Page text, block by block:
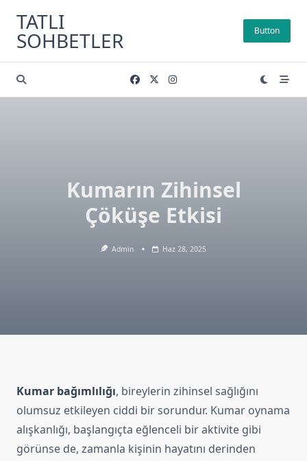
content
TATLI
SOHBETLER Button
Kumarın Zihinsel
Çöküşe Etkisi
Admin Haz 28, 2025
Kumar bağımlılığı, bireylerin zihinsel sağlığını
olumsuz etkileyen ciddi bir sorundur. Kumar oynama
alışkanlığı, başlangıçta eğlenceli bir aktivite gibi
görünse de, zamanla kişinin hayatını derinden